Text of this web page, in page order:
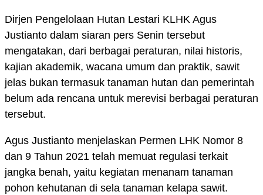
Dirjen Pengelolaan Hutan Lestari KLHK Agus
Justianto dalam siaran pers Senin tersebut
mengatakan, dari berbagai peraturan, nilai historis,
kajian akademik, wacana umum dan praktik, sawit
jelas bukan termasuk tanaman hutan dan pemerintah
belum ada rencana untuk merevisi berbagai peraturan
tersebut.
Agus Justianto menjelaskan Permen LHK Nomor 8
dan 9 Tahun 2021 telah memuat regulasi terkait
jangka benah, yaitu kegiatan menanam tanaman
pohon kehutanan di sela tanaman kelapa sawit.